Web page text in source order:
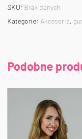
SKU: Brak danych
Kategorie: Akcesoria,
Podobne